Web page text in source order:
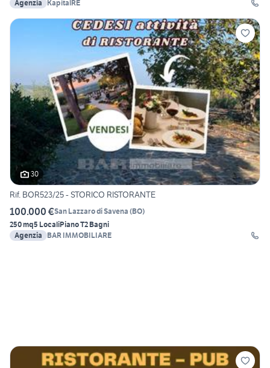
Agenzia
KapitalRE
30
Rif. BOR523/25 - STORICO RISTORANTE
100.000 €San Lazzaro di Savena (BO)
250 mq5 LocaliPiano T2 Bagni
Agenzia
BAR IMMOBILIARE